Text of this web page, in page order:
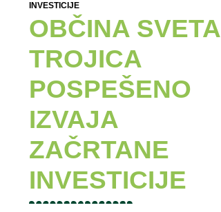
INVESTICIJE
OBČINA SVETA
TROJICA
POSPEŠENO
IZVAJA
ZAČRTANE
INVESTICIJE